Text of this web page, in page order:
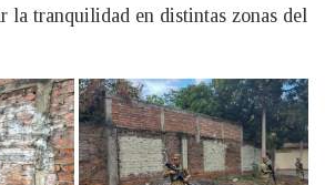
la tranquilidad en distintas zonas del